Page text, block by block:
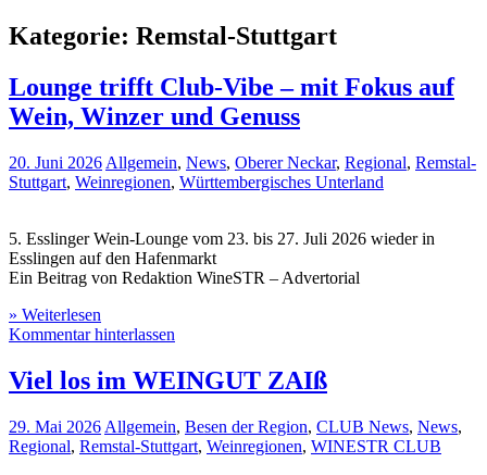
Kategorie: Remstal-Stuttgart
Lounge trifft Club-Vibe – mit Fokus auf
Wein, Winzer und Genuss
20. Juni 2026 Allgemein, News, Oberer Neckar, Regional, Remstal-
Stuttgart, Weinregionen, Württembergisches Unterland
5. Esslinger Wein-Lounge vom 23. bis 27. Juli 2026 wieder in
Esslingen auf den Hafenmarkt
Ein Beitrag von Redaktion WineSTR – Advertorial
» Weiterlesen
Kommentar hinterlassen
Viel los im WEINGUT ZAIß
29. Mai 2026 Allgemein, Besen der Region, CLUB News, News,
Regional, Remstal-Stuttgart, Weinregionen, WINESTR CLUB